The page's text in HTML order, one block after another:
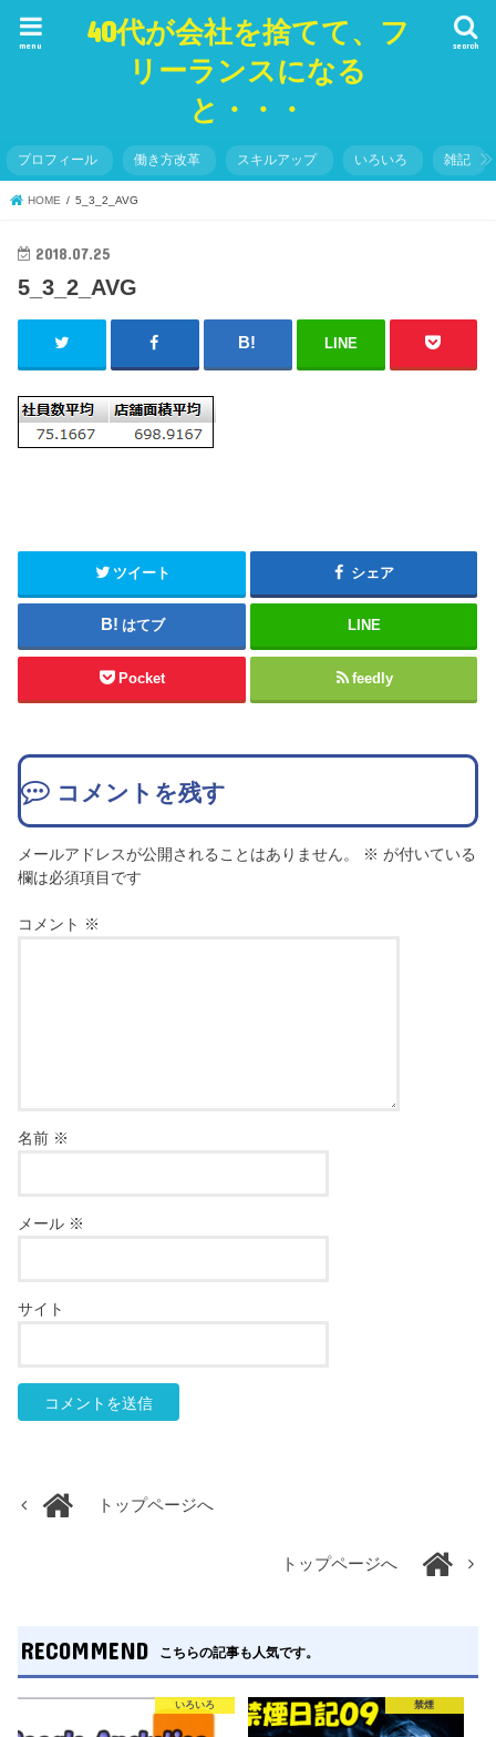
40代が会社を捨てて、フ
リーランスになる
と・・・
search
menu
プロフィール 働き方改革 スキルアップ いろいろ 雑記
HOME 5_3_2_AVG
2018.07.25
5_3_2_AVG
LINE
ツイート シェア
はてブ LINE
Pocket feedly
コメントを残す
メールアドレスが公開されることはありません。 ※ が付いている
欄は必須項目です
コメント ※
名前 ※
メール ※
サイト
トップページへ
トップページへ
RECOMMEND こちらの記事も人気です。
いろいろ 禁煙